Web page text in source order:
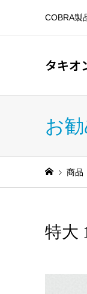
COBRA製
タキオ
お
商品
特大